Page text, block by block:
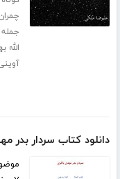
الله
دانلود کتاب سردار بدر